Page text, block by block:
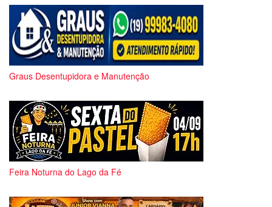
Graus Desentupidora e Manutenção
Feira Noturna do Lago da Fé